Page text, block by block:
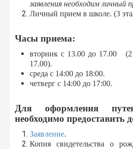
заявления необходим личный
Личный прием в школе. (3
Часы приема:
вторник с 13.00 до 17.00
17.00).
среда с 14:00 до 18:00.
четверг с 14:00 до 17:00.
Для оформления
необходимо предоставить
Заявление.
Копия свидетельства о